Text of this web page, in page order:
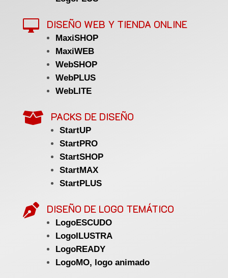
 DISEÑO WEB Y TIENDA ONLINE
MaxiSHOP
MaxiWEB
WebSHOP
WebPLUS
WebLITE
 PACKS DE DISEÑO
StartUP
StartPRO
StartSHOP
StartMAX
StartPLUS
 DISEÑO DE LOGO TEMÁTICO
LogoESCUDO
LogoILUSTRA
LogoREADY
LogoMO, logo animado